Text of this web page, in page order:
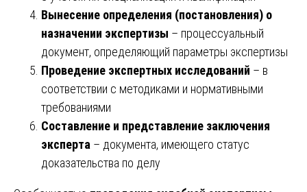
Вынесение определения (постановления) о
назначении экспертизы – процессуальный
документ, определяющий параметры экспертизы
Проведение экспертных исследований – в
соответствии с методиками и нормативными
требованиями
Составление и представление заключения
эксперта – документа, имеющего статус
доказательства по делу